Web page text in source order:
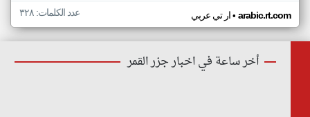
ار تي عربي• arabic.rt.com عدد الكلمات: ٣٢٨
أخر ساعة في اخبار جزر القمر